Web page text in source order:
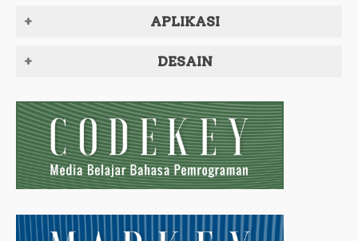
APLIKASI
DESAIN